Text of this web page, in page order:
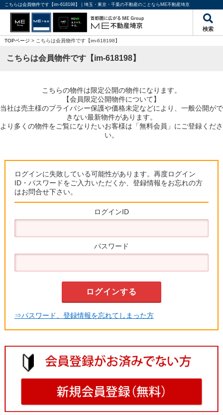
こちらは会員物件です【im-618198】｜埼玉・東京・千葉の不動産のことならME不動産埼京
検索
TOPページ > こちらは会員物件です【im-618198】
こちらは会員物件です【im-618198】
こちらの物件は限定公開の物件になります。
【会員限定公開物件について】
当社は売主様のプライバシー保護や価格未定などにより、一般公開がで
きない最新物件があります。
より多くの物件をご覧になりたいお客様は「無料会員」にご登録くださ
い。
ログインに失敗している可能性があります。再度ログイン
ID・パスワードをご入力いただくか、登録情報をお忘れの方
はお問合せ下さい。
ログインID
パスワード
⇒パスワード、登録情報を忘れてしまった方